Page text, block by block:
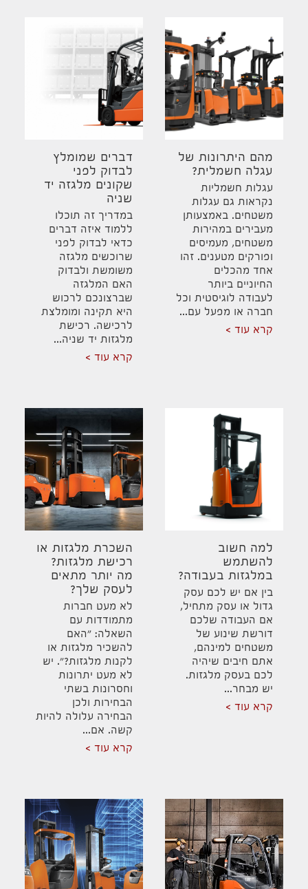
מהם היתרונות של
עגלה חשמלית?
עגלות חשמליות
נקראות גם עגלות
משטחים. באמצעותן
מעבירים במהירות
משטחים, מעמיסים
ופורקים מטענים. זהו
אחד מהכלים
החיוניים ביותר
לעבודה לוגיסטית וכל
חברה או מפעל עם...
קרא עוד
דברים שמומלץ
לבדוק לפני
שקונים מלגזה יד
שניה
במדריך זה תוכלו
ללמוד איזה דברים
כדאי לבדוק לפני
שרוכשים מלגזה
משומשת ולבדוק
האם המלגזה
שברצונכם לרכוש
היא תקינה ומומלצת
לרכישה. רכישת
מלגזות יד שניה...
קרא עוד
למה חשוב
להשתמש
במלגזות בעבודה?
בין אם יש לכם עסק
גדול או עסק מתחיל,
אם העבודה שלכם
דורשת שינוע של
משטחים למינהם,
אתם חיבים שיהיה
לכם בעסק מלגזות.
יש מבחר...
קרא עוד
השכרת מלגזות או
רכישת מלגזות?
מה יותר מתאים
לעסק שלך?
לא מעט חברות
מתמודדות עם
השאלה: "האם
להשכיר מלגזות או
לקנות מלגזות?". יש
לא מעט יתרונות
וחסרונות בשתי
הבחירות ולכן
הבחירה עלולה להיות
קשה. אם...
קרא עוד